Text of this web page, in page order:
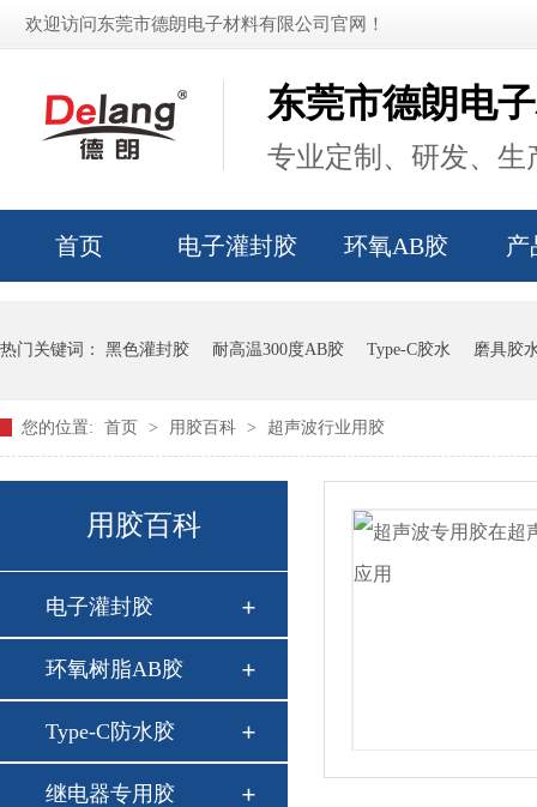
欢迎访问东莞市德朗电子材料有限公司官网！
东莞市德朗电
专业定制、研发、生
首页 电子灌封胶 环氧AB胶 产
热门关键词： 黑色灌封胶 耐高温300度AB胶 Type-C胶水 磨具胶
您的位置: 首页 > 用胶百科 > 超声波行业用胶
用胶百科
电子灌封胶
环氧树脂AB胶
Type-C防水胶
继电器专用胶